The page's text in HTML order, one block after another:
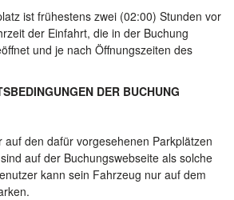
ist frühestens zwei (02:00) Stunden vor
der Einfahrt, die in der Buchung
und je nach Öffnungszeiten des
DER BUCHUNG
auf den dafür vorgesehenen Parkplätzen
auf der Buchungswebseite als solche
kann sein Fahrzeug nur auf dem